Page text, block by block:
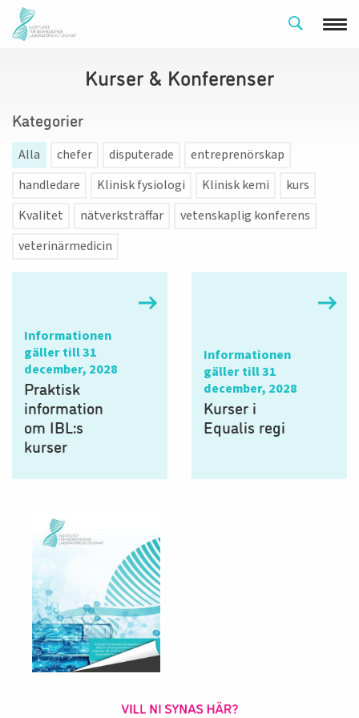
Kurser & Konferenser
Kategorier
Alla chefer disputerade
entreprenörskap
handledare
Klinisk fysiologi Klinisk kemi
kurs
Kvalitet
nätverksträffar
vetenskaplig konferens
veterinärmedicin
Informationen
gäller till 31
december, 2028
Praktisk
information
om IBL:s
kurser
Informationen
gäller till 31
december, 2028
Kurser i
Equalis regi